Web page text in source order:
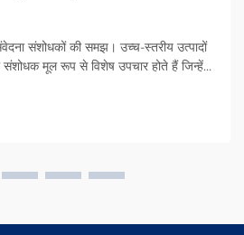
संशोधकों की समझ। उच्च-स्तरीय उत्पादों
मूल रूप से विशेष उपचार होते हैं जिन्हें
के अनुभव को वास्तव में बढ़ा देते हैं...